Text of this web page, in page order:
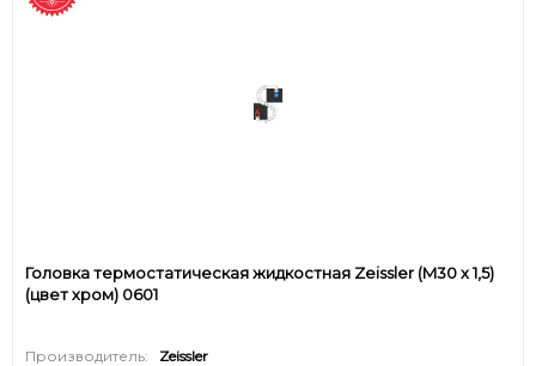
Головка термостатическая жидкостная Zeissler (M30 х 1,5)
(цвет хром) 0601
Производитель: Zeissler